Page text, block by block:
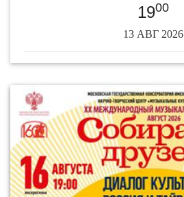
1900
13 АВГ 2026